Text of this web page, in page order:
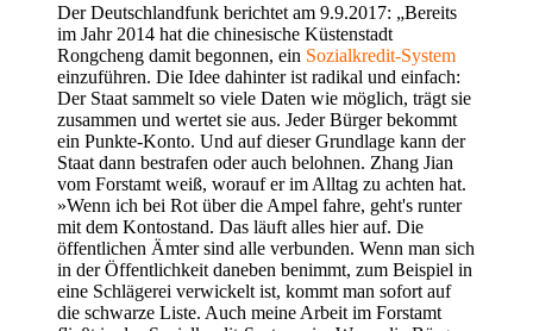
Der Deutschlandfunk berichtet am 9.9.2017: „Bereits
im Jahr 2014 hat die chinesische Küstenstadt
Rongcheng damit begonnen, ein Sozialkredit-System
einzuführen. Die Idee dahinter ist radikal und einfach:
Der Staat sammelt so viele Daten wie möglich, trägt sie
zusammen und wertet sie aus. Jeder Bürger bekommt
ein Punkte-Konto. Und auf dieser Grundlage kann der
Staat dann bestrafen oder auch belohnen. Zhang Jian
vom Forstamt weiß, worauf er im Alltag zu achten hat.
»Wenn ich bei Rot über die Ampel fahre, geht's runter
mit dem Kontostand. Das läuft alles hier auf. Die
öffentlichen Ämter sind alle verbunden. Wenn man sich
in der Öffentlichkeit daneben benimmt, zum Beispiel in
eine Schlägerei verwickelt ist, kommt man sofort auf
die schwarze Liste. Auch meine Arbeit im Forstamt